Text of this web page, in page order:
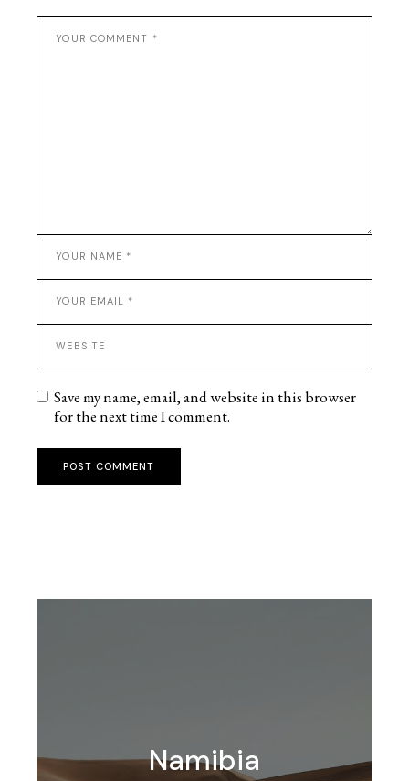
Save my name, email, and website in this browser
for the next time I comment.
POST COMMENT
Namibia